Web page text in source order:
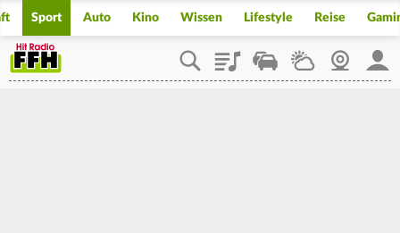
Sport Auto Kino Wissen Lifestyle Reise
PlaylistStaupilotWetterWebcam